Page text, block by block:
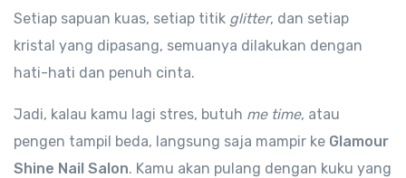
Setiap sapuan kuas, setiap titik glitter, dan setiap
kristal yang dipasang, semuanya dilakukan dengan
hati-hati dan penuh cinta.
Jadi, kalau kamu lagi stres, butuh me time, atau
pengen tampil beda, langsung saja mampir ke Glamour
Shine Nail Salon. Kamu akan pulang dengan kuku yang